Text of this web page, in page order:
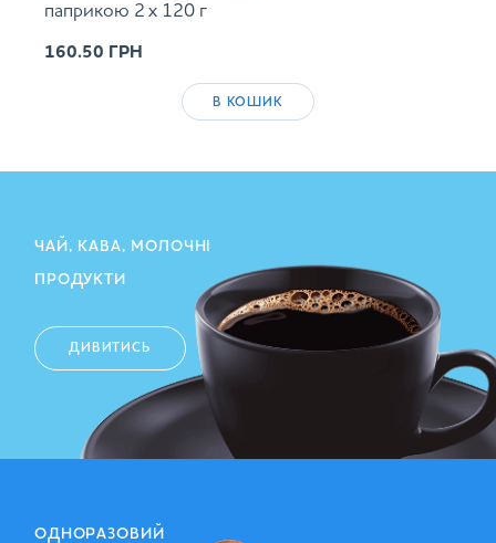
паприкою 2 х 120 г
160.50 ГРН
В КОШИК
ЧАЙ, КАВА, МОЛОЧНІ
ПРОДУКТИ
ДИВИТИСЬ
ОДНОРАЗОВИЙ